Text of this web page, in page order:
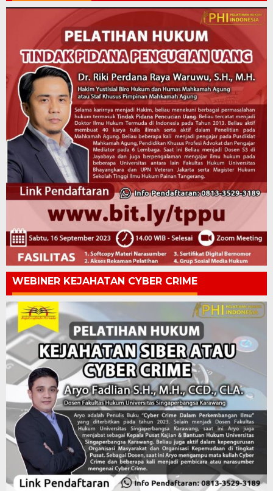
WEBINER KEJAHATAN CYBER CRIME